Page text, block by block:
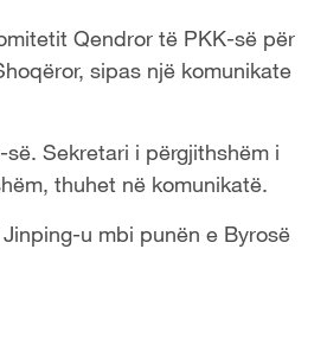
Qendror të PKK-së për
sipas një komunikate
Sekretari i përgjithshëm i
thuhet në komunikatë.
u mbi punën e Byrosë